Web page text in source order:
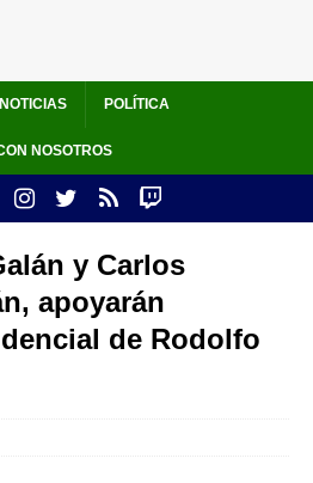
NOTICIAS POLÍTICA
NOSOTROS
y Carlos
apoyarán
de Rodolfo